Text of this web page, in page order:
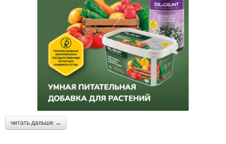
читать дальше →